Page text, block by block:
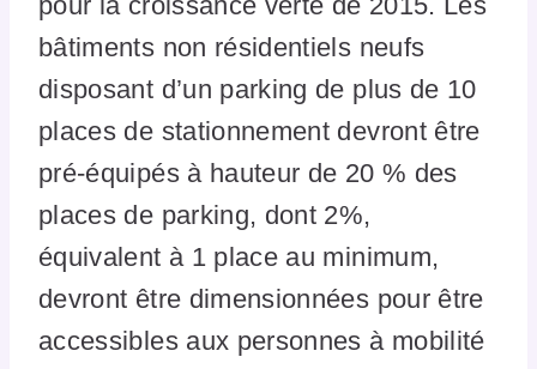
bâtiments non résidentiels neufs
disposant d’un parking de plus de 10
places de stationnement devront être
pré-équipés à hauteur de 20 % des
places de parking, dont 2%,
équivalent à 1 place au minimum,
devront être dimensionnées pour être
accessibles aux personnes à mobilité